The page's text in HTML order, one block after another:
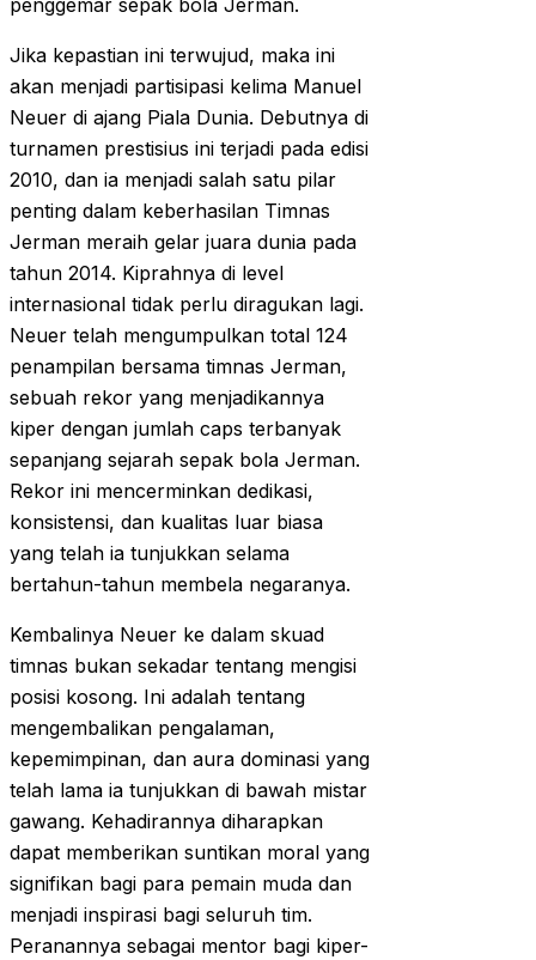
penggemar sepak bola Jerman.
Jika kepastian ini terwujud, maka ini
akan menjadi partisipasi kelima Manuel
Neuer di ajang Piala Dunia. Debutnya di
turnamen prestisius ini terjadi pada edisi
2010, dan ia menjadi salah satu pilar
penting dalam keberhasilan Timnas
Jerman meraih gelar juara dunia pada
tahun 2014. Kiprahnya di level
internasional tidak perlu diragukan lagi.
Neuer telah mengumpulkan total 124
penampilan bersama timnas Jerman,
sebuah rekor yang menjadikannya
kiper dengan jumlah caps terbanyak
sepanjang sejarah sepak bola Jerman.
Rekor ini mencerminkan dedikasi,
konsistensi, dan kualitas luar biasa
yang telah ia tunjukkan selama
bertahun-tahun membela negaranya.
Kembalinya Neuer ke dalam skuad
timnas bukan sekadar tentang mengisi
posisi kosong. Ini adalah tentang
mengembalikan pengalaman,
kepemimpinan, dan aura dominasi yang
telah lama ia tunjukkan di bawah mistar
gawang. Kehadirannya diharapkan
dapat memberikan suntikan moral yang
signifikan bagi para pemain muda dan
menjadi inspirasi bagi seluruh tim.
Peranannya sebagai mentor bagi kiper-